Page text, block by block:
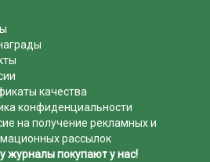
качества
конфиденциальности
на получение рекламных и
рассылок
журналы покупают у нас!